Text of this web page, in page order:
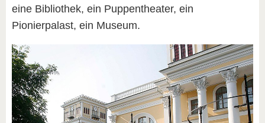
eine Bibliothek, ein Puppentheater, ein
Pionierpalast, ein Museum.